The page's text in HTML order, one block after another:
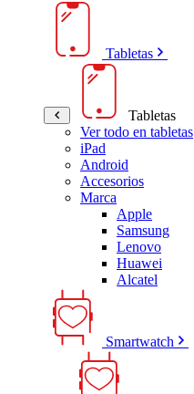
Tabletas
Tabletas
Ver todo en tabletas
iPad
Android
Accesorios
Marca
Apple
Samsung
Lenovo
Huawei
Alcatel
Smartwatch